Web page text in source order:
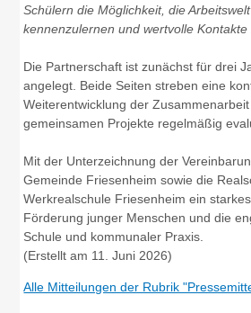
Schülern die Möglichkeit, die
kennenzulernen und wertvolle Kontakte
Die Partnerschaft ist zunächst für drei
angelegt. Beide Seiten streben eine
Weiterentwicklung der
gemeinsamen Projekte regelmäßig
Mit der Unterzeichnung der
Gemeinde Friesenheim sowie die
Werkrealschule Friesenheim ein
Förderung junger Menschen und die
Schule und kommunaler Praxis.
(Erstellt am 11. Juni 2026)
Alle Mitteilungen der Rubrik